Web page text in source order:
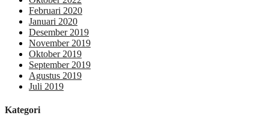
Februari 2020
Januari 2020
Desember 2019
November 2019
Oktober 2019
September 2019
Agustus 2019
Juli 2019
Kategori